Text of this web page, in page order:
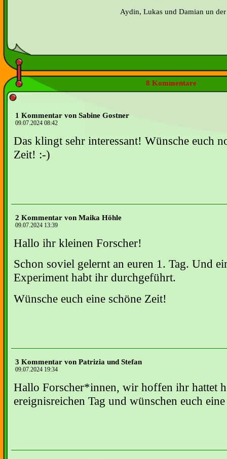
Aydin, Lukas und Damian un
8 Kommentare
1 Kommentar von Sabine Gostner
09.07.2024 08:42
Das klingt sehr interessant! Wünsche euch
Zeit! :-)
2 Kommentar von Maika Höhle
09.07.2024 13:39
Hallo ihr kleinen Forscher!
Schon soviel gelernt an euren 1. Tag. Und
Experiment habt ihr durchgeführt.
Wünsche euch eine schöne Zeit!
3 Kommentar von Patrizia und Stefan
09.07.2024 19:34
Hallo Forscher*innen, wir hoffen ihr hattet
ereignisreichen Tag und wünschen euch